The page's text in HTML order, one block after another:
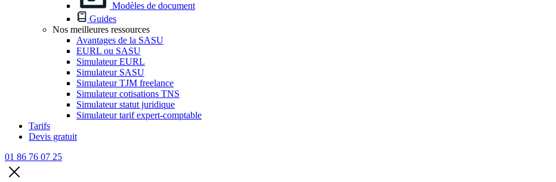
Modèles de document
Guides
Nos meilleures ressources
Avantages de la SASU
EURL ou SASU
Simulateur EURL
Simulateur SASU
Simulateur TJM freelance
Simulateur cotisations TNS
Simulateur statut juridique
Simulateur tarif expert-comptable
Tarifs
Devis gratuit
01 86 76 07 25